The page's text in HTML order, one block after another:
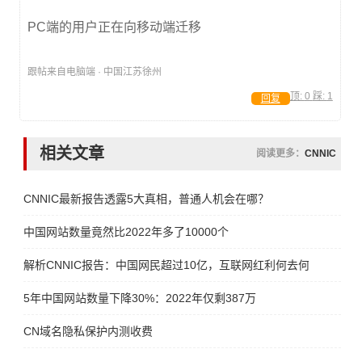
PC端的用户正在向移动端迁移
跟帖来自电脑端 · 中国江苏徐州
顶: 0 踩: 1
回复
相关文章 阅读更多： CNNIC
CNNIC最新报告透露5大真相，普通人机会在哪？
中国网站数量竟然比2022年多了10000个
解析CNNIC报告：中国网民超过10亿，互联网红利何去何从？
5年中国网站数量下降30%：2022年仅剩387万
CN域名隐私保护内测收费